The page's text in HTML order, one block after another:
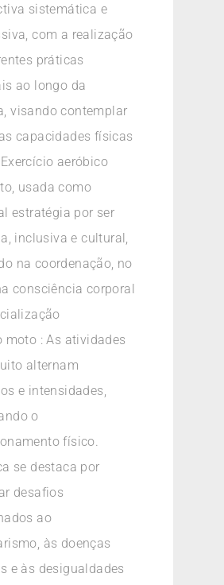
sistemática e
com a realização
práticas
ao longo da
visando contemplar
capacidades físicas
aeróbico
usada como
estratégia por ser
inclusiva e cultural,
na coordenação, no
consciência corporal
moto : As atividades
alternam
e intensidades,
o
físico.
se destaca por
desafios
ao
às doenças
e às desigualdades